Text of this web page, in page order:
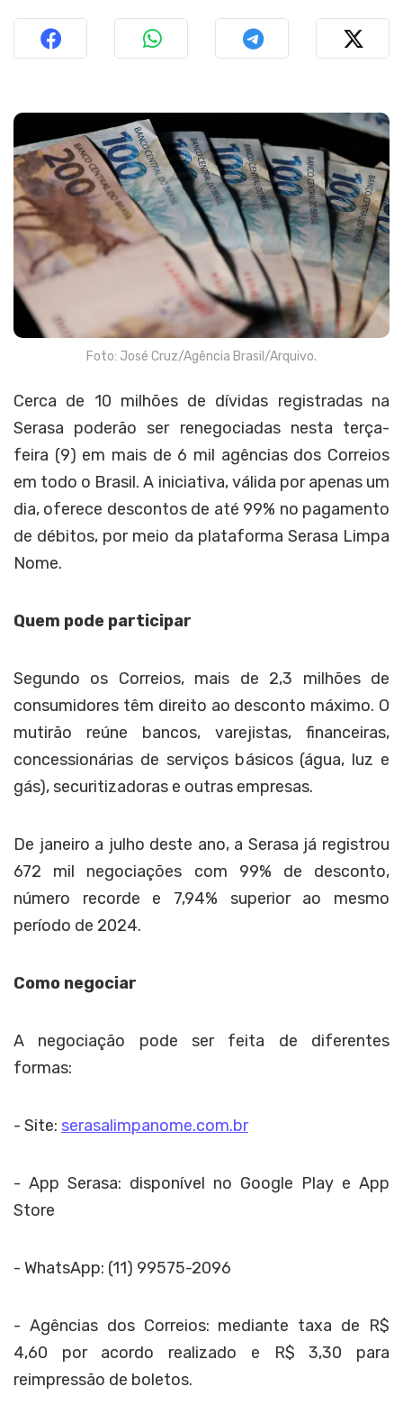
Foto: José Cruz/Agência Brasil/Arquivo.
Cerca de 10 milhões de dívidas registradas na
Serasa poderão ser renegociadas nesta terça-
feira (9) em mais de 6 mil agências dos Correios
em todo o Brasil. A iniciativa, válida por apenas um
dia, oferece descontos de até 99% no pagamento
de débitos, por meio da plataforma Serasa Limpa
Nome.
Quem pode participar
Segundo os Correios, mais de 2,3 milhões de
consumidores têm direito ao desconto máximo. O
mutirão reúne bancos, varejistas, financeiras,
concessionárias de serviços básicos (água, luz e
gás), securitizadoras e outras empresas.
De janeiro a julho deste ano, a Serasa já registrou
672 mil negociações com 99% de desconto,
número recorde e 7,94% superior ao mesmo
período de 2024.
Como negociar
A negociação pode ser feita de diferentes
formas:
- Site: serasalimpanome.com.br
- App Serasa: disponível no Google Play e App
Store
- WhatsApp: (11) 99575-2096
- Agências dos Correios: mediante taxa de R$
4,60 por acordo realizado e R$ 3,30 para
reimpressão de boletos.